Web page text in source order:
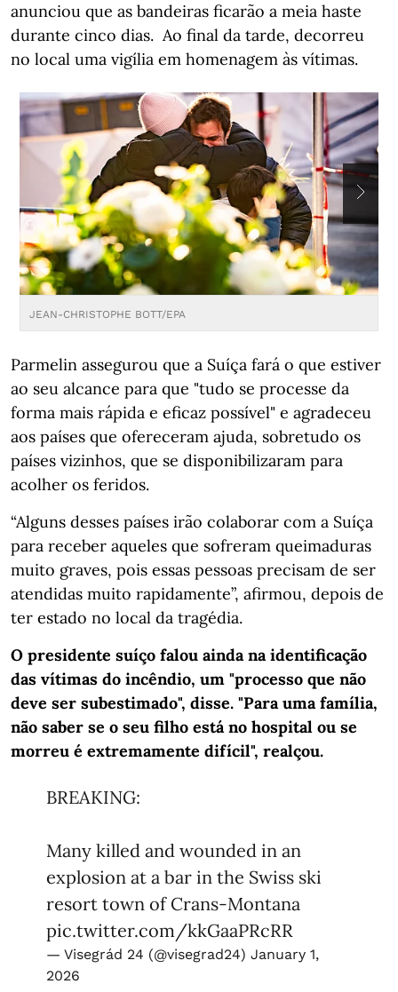
anunciou que as bandeiras ficarão a meia haste
durante cinco dias. Ao final da tarde, decorreu
no local uma vigília em homenagem às vítimas.
JEAN-CHRISTOPHE BOTT/EPA
Parmelin assegurou que a Suíça fará o que estiver
ao seu alcance para que "tudo se processe da
forma mais rápida e eficaz possível" e agradeceu
aos países que ofereceram ajuda, sobretudo os
países vizinhos, que se disponibilizaram para
acolher os feridos.
“Alguns desses países irão colaborar com a Suíça
para receber aqueles que sofreram queimaduras
muito graves, pois essas pessoas precisam de ser
atendidas muito rapidamente”, afirmou, depois de
ter estado no local da tragédia.
O presidente suíço falou ainda na identificação
das vítimas do incêndio, um "processo que não
deve ser subestimado", disse. "Para uma família,
não saber se o seu filho está no hospital ou se
morreu é extremamente difícil", realçou.
BREAKING:
Many killed and wounded in an
explosion at a bar in the Swiss ski
resort town of Crans-Montana
pic.twitter.com/kkGaaPRcRR
— Visegrád 24 (@visegrad24) January 1,
2026